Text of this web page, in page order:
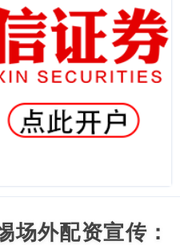
场外配资宣传：